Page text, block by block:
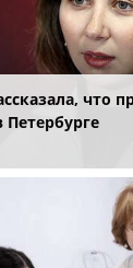
что
Петербурге